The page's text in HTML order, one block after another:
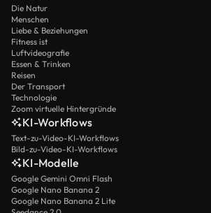
Die Natur
Menschen
Liebe & Beziehungen
Fitness ist
Luftvideografie
Essen & Trinken
Reisen
Der Transport
Technologie
Zoom virtuelle Hintergründe
KI-Workflows
Text-zu-Video-KI-Workflows
Bild-zu-Video-KI-Workflows
KI-Modelle
Google Gemini Omni Flash
Google Nano Banana 2
Google Nano Banana 2 Lite